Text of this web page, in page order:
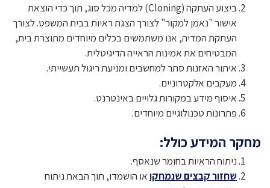
ביצוע העתקה (Cloning) למדיה מכל סוג, תוך כדי הוצאת
אישור "נאמן למקור" לצורך הצגת ראיות בבית המשפט. לצורך
העתקת המדיה, אנו משתמשים בכלים מיוחדים מתוצרת בית,
המבטיחים את אמינות הראייה הדיגיטלית.
איתור האזנות סתר למחשבים ומניעת ריגול תעשייתי.
מעקבים אלקטרוניים.
איסוף מידע במקורות גלויים באינטרנט.
פתרונות טכנולוגיים מיוחדים.
מחקר המידע כולל:
ניתוח הראיות בחומר שנאסף.
שחזור קבצים שנמחקואו הושמדו, תוך הבאת ניתוח